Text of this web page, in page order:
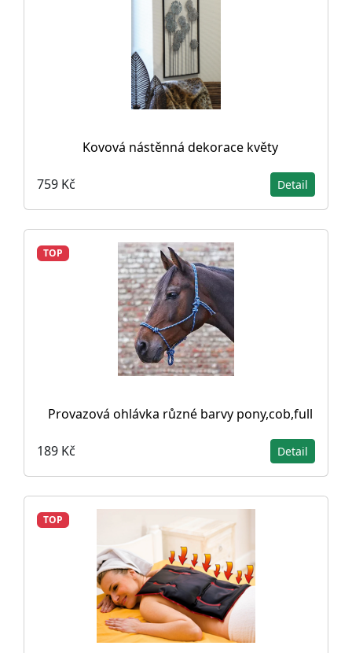
Kovová nástěnná dekorace květy
759 Kč Detail
TOP
Provazová ohlávka různé barvy pony,cob,full
189 Kč Detail
TOP